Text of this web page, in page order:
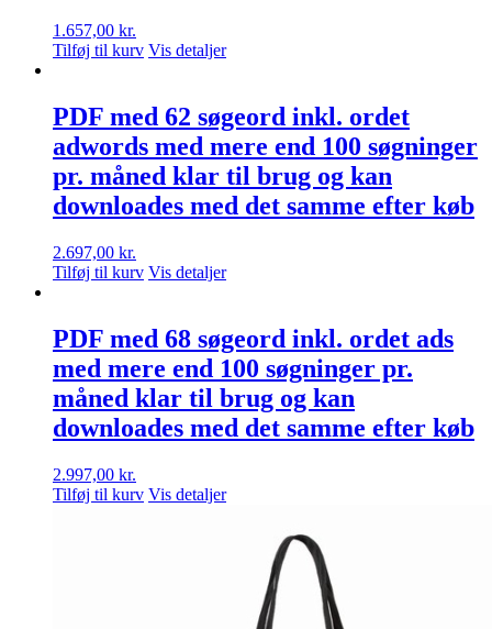
1.657,00 kr.
Tilføj til kurv Vis detaljer
PDF med 62 søgeord inkl. ordet
adwords med mere end 100 søgninger
pr. måned klar til brug og kan
downloades med det samme efter køb
2.697,00 kr.
Tilføj til kurv Vis detaljer
PDF med 68 søgeord inkl. ordet ads
med mere end 100 søgninger pr.
måned klar til brug og kan
downloades med det samme efter køb
2.997,00 kr.
Tilføj til kurv Vis detaljer